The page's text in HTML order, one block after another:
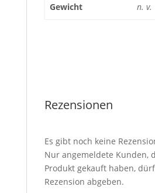
Gewicht n. v.
Rezensionen
Es gibt noch keine
Nur angemeldete Kunden,
Produkt gekauft haben,
Rezension abgeben.